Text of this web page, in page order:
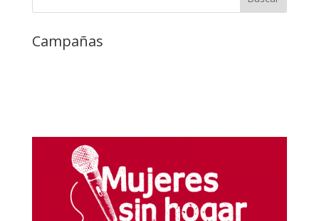
Campañas